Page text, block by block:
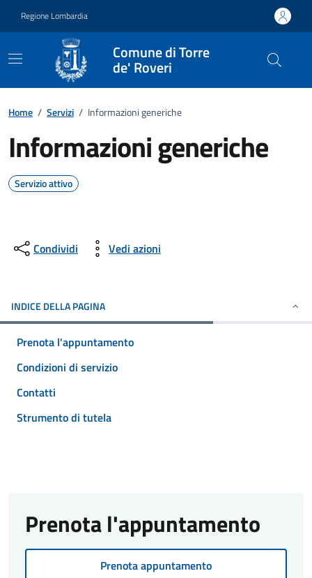
Regione Lombardia
Comune di Torre
de' Roveri
Home / Servizi / Informazioni generiche
Informazioni generiche
Servizio attivo
Condividi Vedi azioni
INDICE DELLA PAGINA
Prenota l'appuntamento
Condizioni di servizio
Contatti
Strumento di tutela
Prenota l'appuntamento
Prenota appuntamento